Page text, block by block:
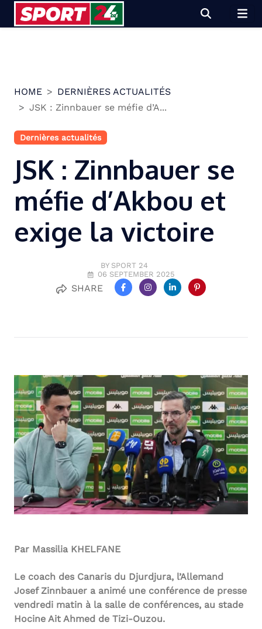
HOME
DERNIÈRES ACTUALITÉS
JSK : Zinnbauer se méfie d’A...
Dernières actualités
JSK : Zinnbauer se
méfie d’Akbou et
exige la victoire
BY SPORT 24
06 SEPTEMBER 2025
SHARE
Par Massilia KHELFANE
Le coach des Canaris du Djurdjura, l’Allemand
Josef Zinnbauer a animé une conférence de presse
vendredi matin à la salle de conférences, au stade
Hocine Ait Ahmed de Tizi-Ouzou.